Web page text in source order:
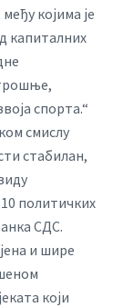
којима је
капиталних
спорта.“
смислу
стабилан,
политичких
СДС.
и шире
који